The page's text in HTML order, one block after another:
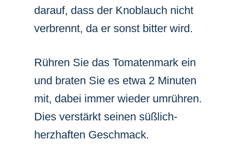
darauf, dass der Knoblauch nicht
verbrennt, da er sonst bitter wird.
Rühren Sie das Tomatenmark ein
und braten Sie es etwa 2 Minuten
mit, dabei immer wieder umrühren.
Dies verstärkt seinen süßlich-
herzhaften Geschmack.